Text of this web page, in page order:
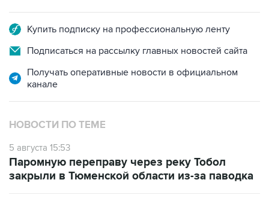
Купить подписку на профессиональную ленту
Подписаться на рассылку главных новостей сайта
Получать оперативные новости в официальном
канале
НОВОСТИ ПО ТЕМЕ
5 августа 15:53
Паромную переправу через реку Тобол
закрыли в Тюменской области из-за паводка